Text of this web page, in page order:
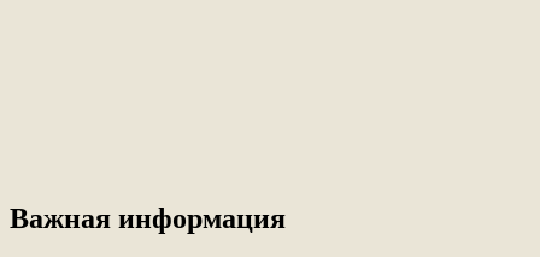
Важная информация